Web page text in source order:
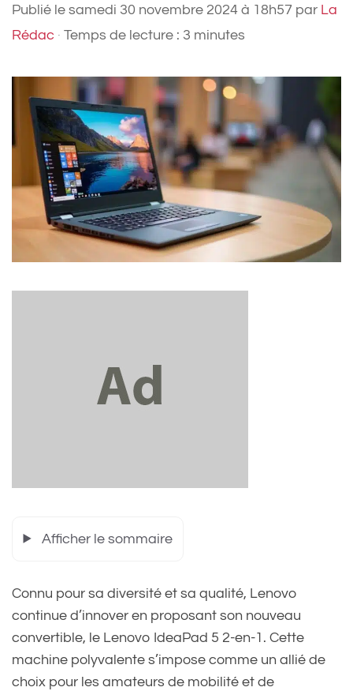
Publié le samedi 30 novembre 2024 à 18h57 par La
Rédac · Temps de lecture : 3 minutes
Afficher le sommaire
Connu pour sa diversité et sa qualité, Lenovo
continue d’innover en proposant son nouveau
convertible, le Lenovo IdeaPad 5 2-en-1. Cette
machine polyvalente s’impose comme un allié de
choix pour les amateurs de mobilité et de